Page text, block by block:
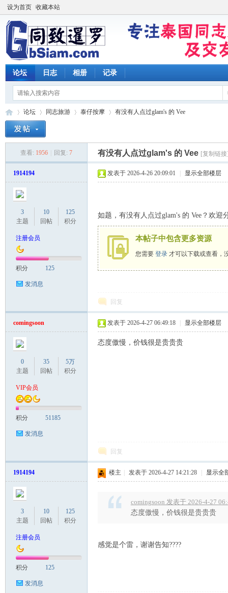
设为首页 收藏本站
论坛 日志 相册 记录
罗
论坛
›
同志旅游
›
泰仔按摩
›
有没有人点过glam's 的 Vee
查看: 1956 回复: 7 有没有人点过glam's 的 Vee [复制链
1914194
3
主题
10
回帖
125
积分
注册会员
积分 125
发消息
发表于 2026-4-26 20:09:01 显示全部楼层
如题，有没有人点过glam's 的 Vee？欢迎
本帖子中包含更多资源
您需要 登录才可以下载或查看，
回复
comingsoon
0
主题
35
回帖
5万
积分
VIP会员
积分 51185
发消息
发表于 2026-4-27 06:49:18 显示全部楼层
态度傲慢，价钱很是贵贵贵
回复
1914194
3
主题
10
回帖
125
积分
注册会员
积分 125
发消息
楼主 发表于 2026-4-27 14:21:28 显示全
comingsoon 发表于 2026-4-27
态度傲慢，价钱很是贵贵贵
感觉是个雷，谢谢告知????